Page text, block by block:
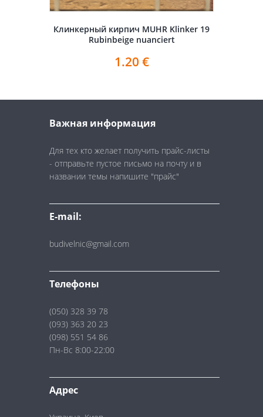
Клинкерный кирпич MUHR Klinker 19
Rubinbeige nuanciert
1.20 €
Важная информация
Для тех кто желает получить прайс-листы
- отправьте пустое письмо на почту и в
названии темы напишите "прайс"
E-mail:
budivelnic@gmail.com
Телефоны
(050) 328 39 78
(093) 363 20 23
(098) 551 54 86
Пн-Вс 8:00-22:00
Адрес